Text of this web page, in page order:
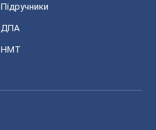
Підручники
ДПА
НМТ